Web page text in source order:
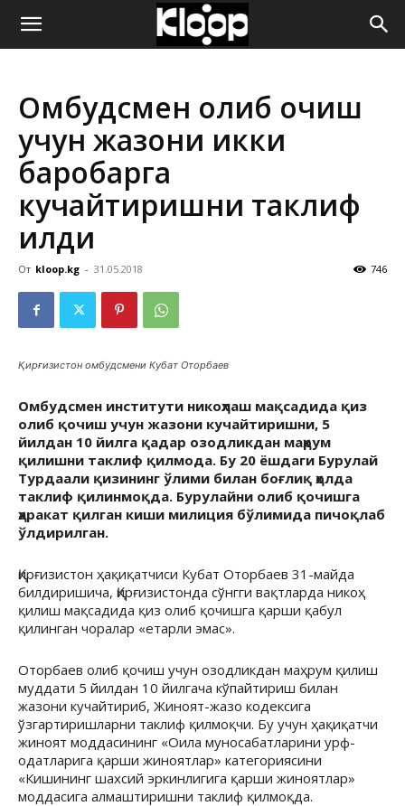
ҚИРҒИЗИСТОН
ЯНГИЛИКЛАРИ
Омбудсмен олиб қочиш
учун жазони икки
баробарга
кучайтиришни таклиф
қилди
От kloop.kg - 31.05.2018 746
Қирғизистон омбудсмени Кубат Оторбаев
Омбудсмен институти никоҳлаш мақсадида қиз
олиб қочиш учун жазони кучайтиришни, 5
йилдан 10 йилга қадар озодликдан маҳрум
қилишни таклиф қилмода. Бу 20 ёшдаги Бурулай
Турдаали қизининг ўлими билан боғлиқ ҳолда
таклиф қилинмоқда. Бурулайни олиб қочишга
ҳаракат қилган киши милиция бўлимида пичоқлаб
ўлдирилган.
Қирғизистон ҳақиқатчиси Кубат Оторбаев 31-майда
билдиришича, Қирғизистонда сўнгги вақтларда никоҳ
қилиш мақсадида қиз олиб қочишга қарши қабул
қилинган чоралар «етарли эмас».
Оторбаев олиб қочиш учун озодликдан маҳрум қилиш
муддати 5 йилдан 10 йилгача кўпайтириш билан
жазони кучайтириб, Жиноят-жазо кодексига
ўзгартиришларни таклиф қилмоқчи. Бу учун ҳақиқатчи
жиноят моддасининг «Оила муносабатларини урф-
одатларига қарши жиноятлар» категориясини
«Кишининг шахсий эркинлигига қарши жиноятлар»
моддасига алмаштиришни таклиф қилмоқда.